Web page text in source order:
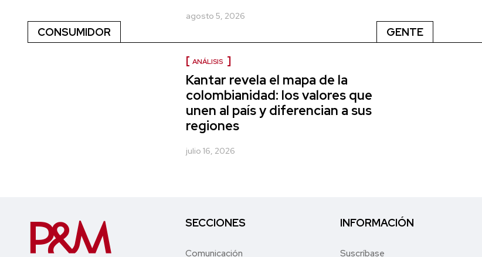
agosto 5, 2026
CONSUMIDOR
ANÁLISIS
Kantar revela el mapa de la
colombianidad: los valores que
unen al país y diferencian a sus
regiones
julio 16, 2026
GENTE
SECCIONES
Comunicación
INFORMACIÓN
Suscríbase